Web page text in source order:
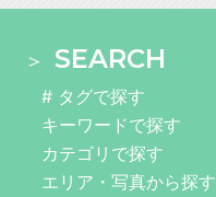
SEARCH
# タグで探す
キーワードで探す
カテゴリで探す
エリア・写真から探す